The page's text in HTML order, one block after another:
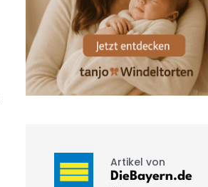
Artikel von
DieBayern.de